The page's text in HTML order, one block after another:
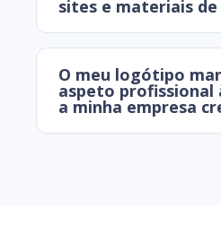
sites e materiais
O meu logótipo
aspeto profissional
a minha empresa